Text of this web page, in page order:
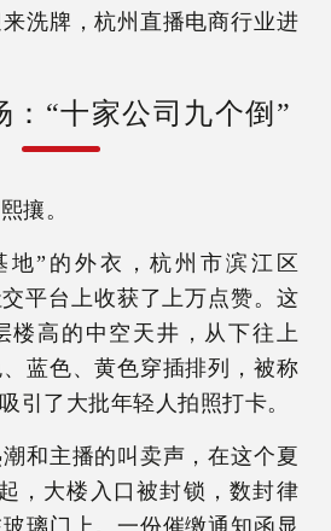
洗牌，杭州直播电商行业进
：“十家公司九个倒”
攘。
地”的外衣，杭州市滨江区
平台上收获了上万点赞。这
楼高的中空天井，从下往上
蓝色、黄色穿插排列，被称
引了大批年轻人拍照打卡。
和主播的叫卖声，在这个夏
，大楼入口被封锁，数封律
璃门上。一份催缴通知函显